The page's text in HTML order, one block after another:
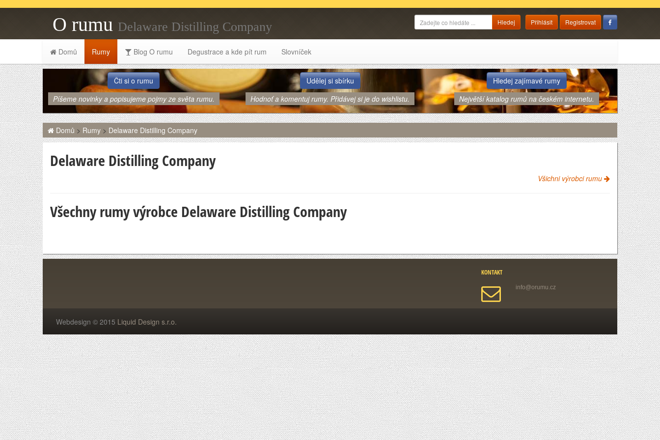
O rumu Delaware Distilling Company Přihlásit Registrovat
Domů Rumy Blog O rumu Degustrace a kde pít rum Slovníček
Čti si o rumu
Píšeme novinky a popisujeme pojmy ze světa rumu.
Udělej si sbírku
Hodnoť a komentuj rumy. Přidávej si je do wishlistu.
Hledej zajímavé rumy
Největší katalog rumů na českém internetu.
Domů > Rumy > Delaware Distilling Company
Delaware Distilling Company
Všichni výrobci rumu
Všechny rumy výrobce Delaware Distilling Company
KONTAKT
Webdesign © 2015 Liquid Design s.r.o.